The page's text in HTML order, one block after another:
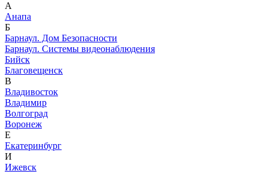
А
Анапа
Б
Барнаул. Дом Безопасности
Барнаул. Системы видеонаблюдения
Бийск
Благовещенск
В
Владивосток
Владимир
Волгоград
Воронеж
Е
Екатеринбург
И
Ижевск